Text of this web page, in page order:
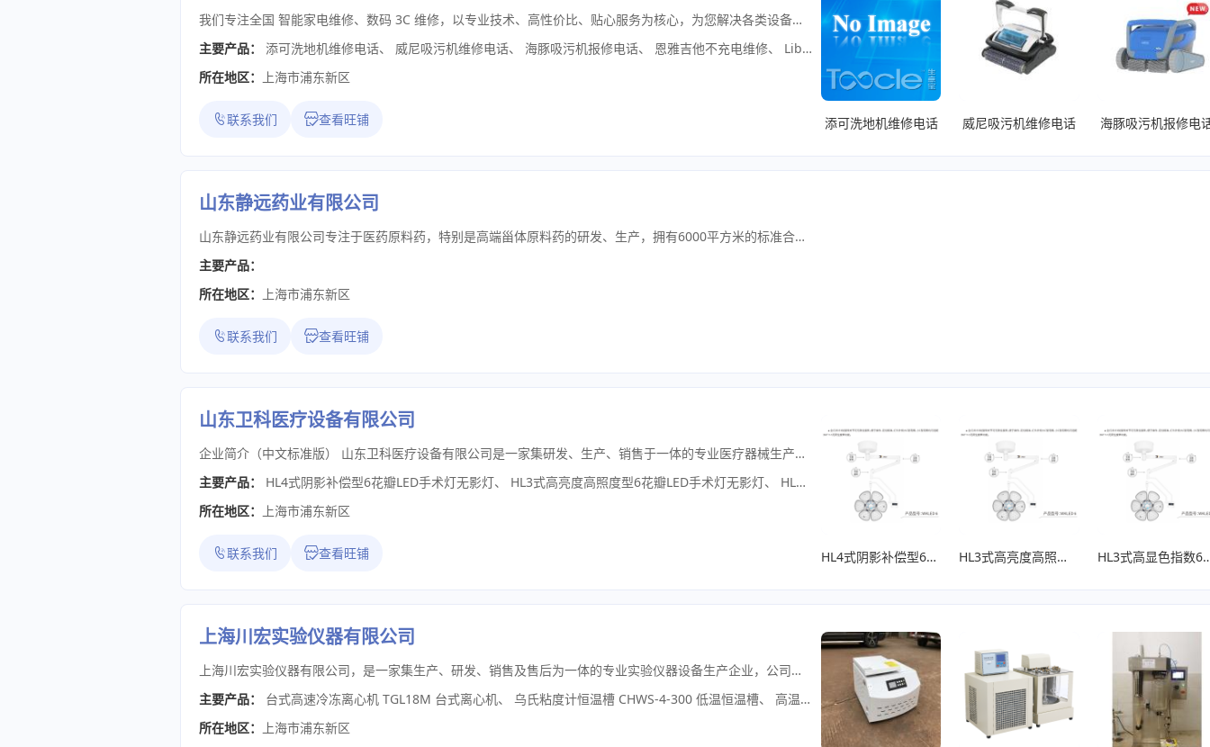
我们专注全国 智能家电维修、数码 3C 维修，以专业技术、高性价比、贴心服务为核心，为您解决各类设备故障难题。深耕维修行业多年，团队均为经过系统培训、持证上岗的专业技师，精通洗地机、扫地机器人、吹风机、吸尘器等全品类智能家电，以及数码相机、投影仪、游戏机、音响等数码 3C 设备的检测与维修。从电路故障、软件问题，到配件更换、深度调试，均采用原厂品质配件 + 标准化流程，维修质量有保障，设备修复后稳定耐用。维修联系电话：400-852-6228
主要产品：
添可洗地机维修电话、 威尼吸污机维修电话、 海豚吸污机报修电话、 恩雅吉他不充电维修、 Liberlive吉他报修电话 Liberlive吉他连音维修、 海豚吸污机维修网点、
所在地区：
上海市浦东新区
联系我们 查看旺铺 添可洗地机维修电话 威尼吸污机维修电话 海豚吸污机报修电
山东静远药业有限公司
山东静远药业有限公司专注于医药原料药，特别是高端甾体原料药的研发、生产，拥有6000平方米的标准合成车间，有普通化药、甾体原料药等多条GMP生产线，生产设施完善、质检体系严谨，多个品种已经或者正在国际注册。在济南高新区有1700平方的研发平台，专业的技术团队为生产提供新的品种、解决技术问题，运行多年来，形成了良好的公司治理体系。公司位于商河县经济开发区，该区是山东省政府认定的化工园区，基础设施配套完善，具有良好的区位优势，是公司未来发展的良好平台。 静远药业志存高远，锐意进取，愿和医药界同仁携手并进，共创辉煌。
主要产品：
所在地区：
上海市浦东新区
联系我们 查看旺铺
山东卫科医疗设备有限公司
企业简介（中文标准版） 山东卫科医疗设备有限公司是一家集研发、生产、销售于一体的专业医疗器械生产企业，主营手术照明灯、医用病床、妇科检查床、医用推车及各类病房护理设备。公司拥有标准化生产基地与完善的质量管理体系，产品广泛应用于各级医院、诊所及医疗机构，远销国内外多个国家和地区。公司坚持以品质为核心、以市场为导向，致力于为客户提供高性价比的医疗设备与专业的配套服务
主要产品：
HL4式阴影补偿型6花瓣LED手术灯无影灯、 HL3式高亮度高照度型6花瓣LED手术灯无影灯、 HL3式高显色指数6花瓣LED手术灯无影灯 H3式6花瓣LED手术灯无影灯
所在地区：
上海市浦东新区
联系我们 查看旺铺 HL4式阴影补偿型6花瓣LED手术灯无影灯 HL3式高亮度高照度型6花瓣LED手术灯无影灯 HL3式高显色指数6
上海川宏实验仪器有限公司
上海川宏实验仪器有限公司，是一家集生产、研发、销售及售后为一体的专业实验仪器设备生产企业，公司产品主要用于药检、食品、化工、医药、环境监测、生物等众多领域。主营产品有培养箱系列、干燥箱系列、全自动液液萃取仪、超净工作台、生物安全柜、样品前处理系列，低温恒温系列等实验室配套用设备。我司严格把控产品质量，以客户为中心，以完善到位的专业化售前、售中、售后服务赢得了国内外客户的信赖和好评，公司将以江浙沪为中心，逐步开发和巩固国内市场，并不断与国际市场接轨。公司拥有一支高素质的企业人才，且多为朝气蓬勃的年轻人，在科学的企业理念指引下，形成了一支极具团队精神、充满活力而又极具执行力的精锐团队。“精确、可靠、专业”是我们生产精神和服务信念，我们也热诚欢迎国内外客户来我司考察，参观及技术交流！
主要产品：
台式高速冷冻离心机 TGL18M 台式离心机、 乌氏粘度计恒温槽 CHWS-4-300 低温恒温槽、 高温喷雾干燥机 CY-8000Y 喷雾造粒机 、光化学反应仪 CY-GHX-DC 多功能
所在地区：
上海市浦东新区